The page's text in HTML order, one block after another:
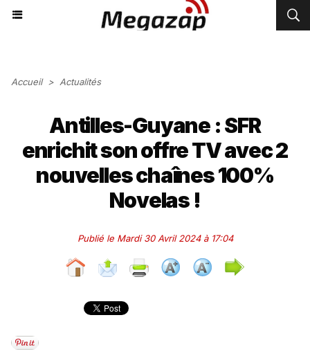
Accueil > Actualités
Antilles-Guyane : SFR
enrichit son offre TV avec 2
nouvelles chaînes 100%
Novelas !
Publié le Mardi 30 Avril 2024 à 17:04